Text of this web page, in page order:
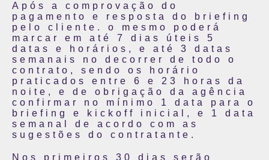
Após a comprovação do
pagamento e resposta do briefing
pelo cliente. o mesmo poderá
marcar em até 7 dias úteis 5
datas e horários, e até 3 datas
semanais no decorrer de todo o
contrato, sendo os horário
praticados entre 6 e 23 horas da
noite, e de obrigação da agência
confirmar no mínimo 1 data para o
briefing e kickoff inicial, e 1 data
semanal de acordo com as
sugestões do contratante.
Nos primeiros 30 dias serão